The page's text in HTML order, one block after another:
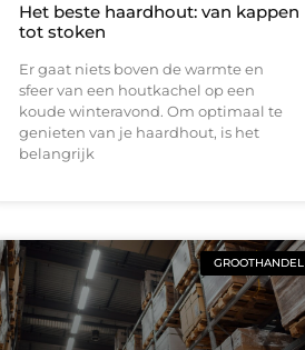
Het beste haardhout: van kappen
tot stoken
Er gaat niets boven de warmte en
sfeer van een houtkachel op een
koude winteravond. Om optimaal te
genieten van je haardhout, is het
belangrijk
GROOTHANDEL